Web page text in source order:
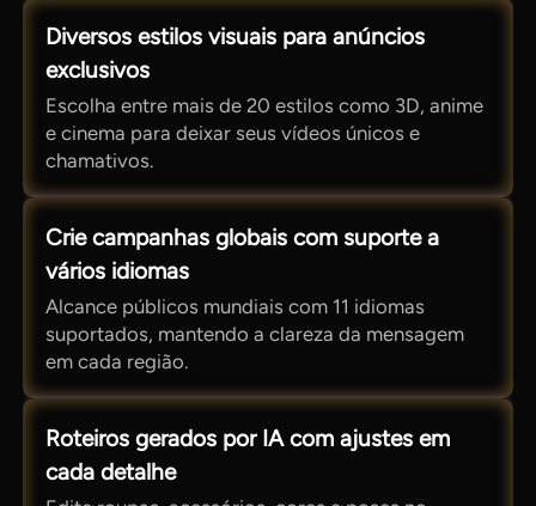
Diversos estilos visuais para anúncios
exclusivos
Escolha entre mais de 20 estilos como 3D, anime
e cinema para deixar seus vídeos únicos e
chamativos.
Crie campanhas globais com suporte a
vários idiomas
Alcance públicos mundiais com 11 idiomas
suportados, mantendo a clareza da mensagem
em cada região.
Roteiros gerados por IA com ajustes em
cada detalhe